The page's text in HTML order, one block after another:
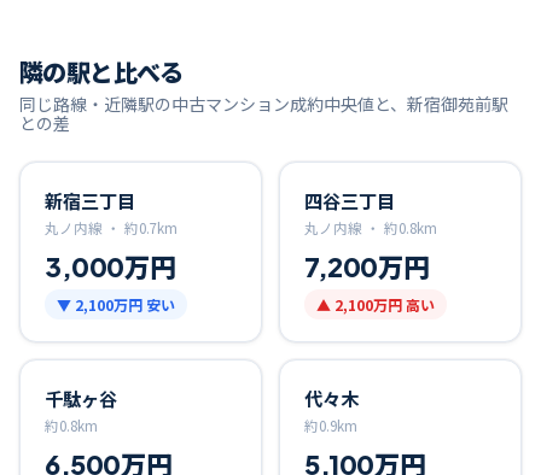
隣の駅と比べる
同じ路線・近隣駅の中古マンション成約中央値と、 新宿御苑前駅
との差
新宿三丁目
丸ノ内線 ・ 約0.7km
3,000万円
▼ 2,100万円 安い
四谷三丁目
丸ノ内線 ・ 約0.8km
7,200万円
▲ 2,100万円高い
千駄ヶ谷
約0.8km
6,500万円
代々木
約0.9km
5,100万円